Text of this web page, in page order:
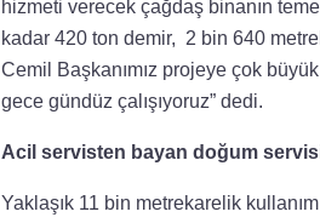
hizmeti verecek çağdaş binanın
kadar 420 ton demir, 2 bin 640
Cemil Başkanımız projeye çok
gece gündüz çalışıyoruz” dedi.
Acil servisten bayan doğum
Yaklaşık 11 bin metrekarelik